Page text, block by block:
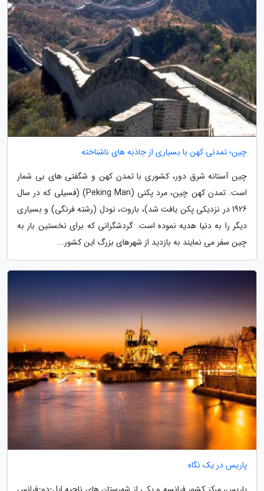
چین؛ تمدنی کهن با بسیاری از جاذبه های ناشناخته
چین آستانه شرق دور، کشوری با تمدن کهن و شگفتی های بی شمار
است. تمدن کهن چین، مرد پکنی (Peking Man) (فسیلی که در سال
1926 در نزدیکی پکن یافت شد)، باروت، نودل (رشته فرنگی) و بسیاری
دیگر را به دنیا هدیه نموده است. گردشگرانی که برای نخستین بار به
چین سفر می نمایند به بازدید از شهرهای بزرگ این کشور...
پاریس در یک نگاه